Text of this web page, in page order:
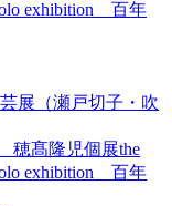
exhibition 百年
展（瀬戸切子・吹
髙隆児個展the
exhibition 百年